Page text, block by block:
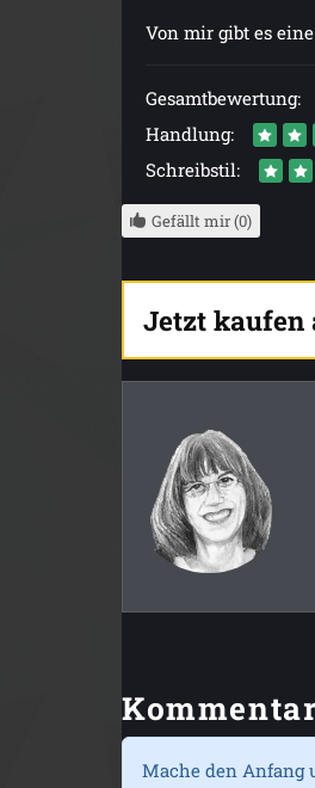
Von mir gibt es eine
Gesamtbewertung:
Handlung:
Schreibstil:
Gefällt mir (0)
Jetzt kaufen
Mache den Anfang